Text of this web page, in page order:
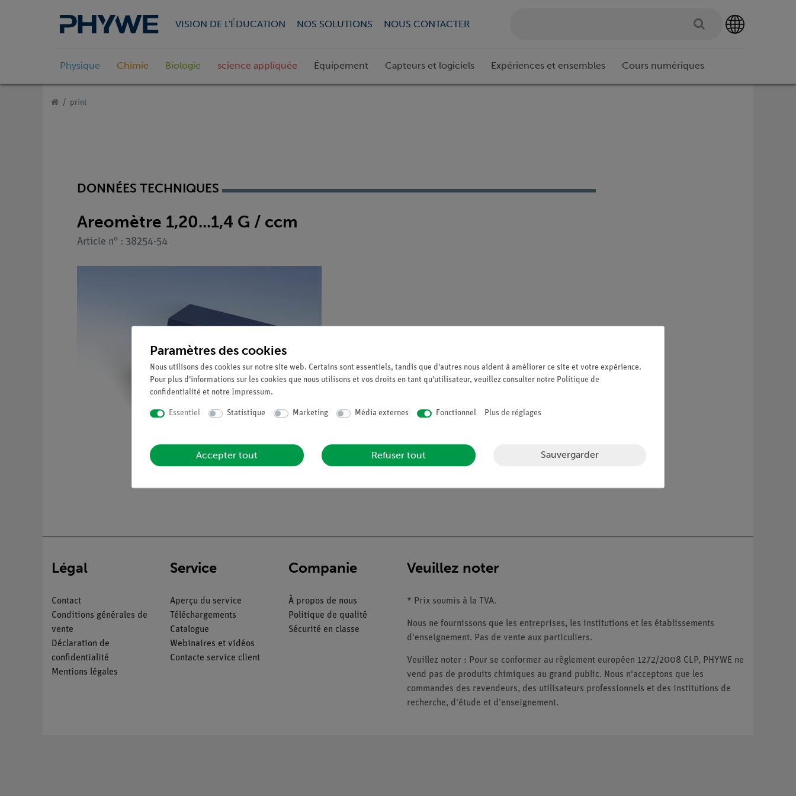
VISION DE L'ÉDUCATION NOS SOLUTIONS NOUS CONTACTER
Physique Chimie Biologie science appliquée Équipement Capteurs et logiciels Expériences et ensembles Cours numériques
print
DONNÉES TECHNIQUES
Areomètre 1,20...1,4 G / ccm
Article n° : 38254-54
Légal
Contact
Conditions générales de
vente
Déclaration de
confidentialité
Mentions légales
Service
Aperçu du service
Téléchargements
Catalogue
Webinaires et vidéos
Contacte service client
Companie
À propos de nous
Politique de qualité
Sécurité en classe
Veuillez noter
* Prix soumis à la TVA.
Nous ne fournissons que les entreprises, les institutions et les établissements
d'enseignement. Pas de vente aux particuliers.
Veuillez noter : Pour se conformer au règlement européen 1272/2008 CLP, PHYWE ne
vend pas de produits chimiques au grand public. Nous n'acceptons que les
commandes des revendeurs, des utilisateurs professionnels et des institutions de
recherche, d'étude et d'enseignement.
Paramètres des cookies
Nous utilisons des cookies sur notre site web. Certains sont essentiels, tandis que d'autres nous aident à améliorer ce site et votre expérience.
Pour plus d'informations sur les cookies que nous utilisons et vos droits en tant qu'utilisateur, veuillez consulter notre Politique de
confidentialité et notre Impressum.
Essentiel Statistique Marketing Média externes Fonctionnel Plus de réglages
Accepter tout Refuser tout Sauvergarder